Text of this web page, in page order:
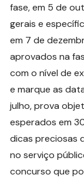
fase, em 5 de
gerais e
em 7 de
aprovados na
com o nível de
e marque as
julho, prova
esperados em
dicas preciosas
no serviço
concurso que